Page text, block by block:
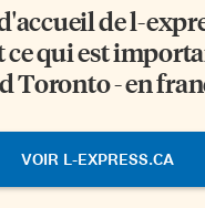
del-
ce qui est
Toronto - en
VOIR L-EXPRESS.CA